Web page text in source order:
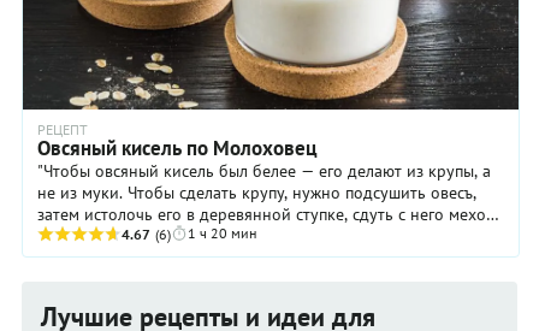
РЕЦЕПТ
Овсяный кисель по Молоховец
"Чтобы овсяный кисель был белее — его делают из крупы, а
не из муки. Чтобы сделать крупу, нужно подсушить овесъ,
затем истолочь его в деревянной ступке, сдуть с него мехом
пыль..." Слова старинного ...
4.67 (6) 1 ч 20 мин
Лучшие рецепты и идеи для